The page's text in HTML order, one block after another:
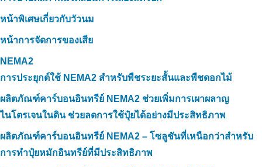
หน้าพิเศษเกี่ยวกับวัวนม
หน้าการจัดการของเสีย
NEMA2
การประยุกต์ใช้ NEMA2 สำหรับพืชระยะสั้นและพืชดอกไม้
ผลิตภัณฑ์คาร์บอนอินทรีย์ NEMA2 ช่วยเพิ่มการเผาผลาญ
ไนโตรเจนในดิน ช่วยลดการใช้ปุ๋ยได้อย่างมีประสิทธิภาพ
ผลิตภัณฑ์คาร์บอนอินทรีย์ NEMA2 – โซลูชันที่เหนือกว่าสำหรับ
การทำปุ๋ยหมักอินทรีย์ที่มีประสิทธิภาพ